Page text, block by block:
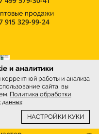
продажи
915 329-99-24
и аналитики
работы и анализа
сайта, вы
Политика обработки
данных
НАСТРОЙКИ КУКИ